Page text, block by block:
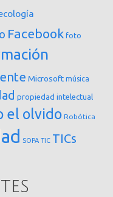
Facebook foto
Microsoft música
propiedad intelectual
el olvido Robótica
SOPA TIC TICs